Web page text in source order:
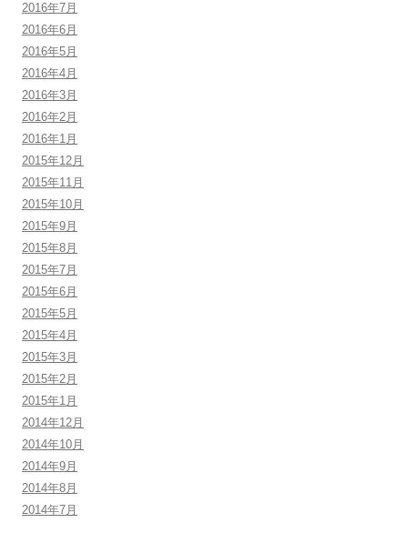
2016年7月
2016年6月
2016年5月
2016年4月
2016年3月
2016年2月
2016年1月
2015年12月
2015年11月
2015年10月
2015年9月
2015年8月
2015年7月
2015年6月
2015年5月
2015年4月
2015年3月
2015年2月
2015年1月
2014年12月
2014年10月
2014年9月
2014年8月
2014年7月